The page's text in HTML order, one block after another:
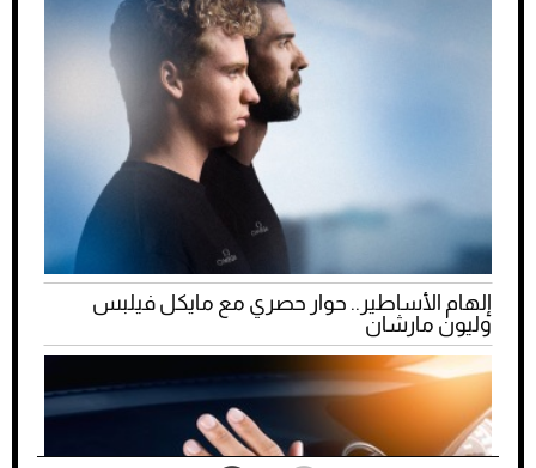
إلهام الأساطير.. حوار حصري مع مايكل فيلبس
وليون مارشان